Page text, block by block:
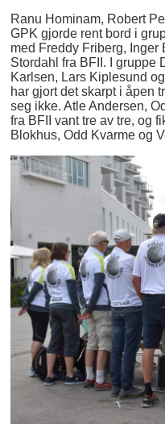
Ranu Hominam, Robert
GPK gjorde rent bord i
med Freddy Friberg,
Stordahl fra BFII. I gruppe
Karlsen, Lars Kiplesund
har gjort det skarpt i åpen
seg ikke. Atle Andersen,
fra BFII vant tre av tre, og
Blokhus, Odd Kvarme og